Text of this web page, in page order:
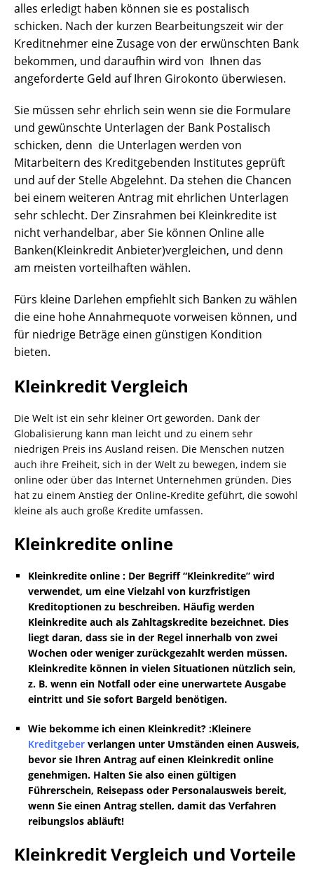
alles erledigt haben können sie es postalisch
schicken. Nach der kurzen Bearbeitungszeit wir der
Kreditnehmer eine Zusage von der erwünschten Bank
bekommen, und daraufhin wird von Ihnen das
angeforderte Geld auf Ihren Girokonto überwiesen.
Sie müssen sehr ehrlich sein wenn sie die Formulare
und gewünschte Unterlagen der Bank Postalisch
schicken, denn die Unterlagen werden von
Mitarbeitern des Kreditgebenden Institutes geprüft
und auf der Stelle Abgelehnt. Da stehen die Chancen
bei einem weiteren Antrag mit ehrlichen Unterlagen
sehr schlecht. Der Zinsrahmen bei Kleinkredite ist
nicht verhandelbar, aber Sie können Online alle
Banken(Kleinkredit Anbieter)vergleichen, und denn
am meisten vorteilhaften wählen.
Fürs kleine Darlehen empfiehlt sich Banken zu wählen
die eine hohe Annahmequote vorweisen können, und
für niedrige Beträge einen günstigen Kondition
bieten.
Kleinkredit Vergleich
Die Welt ist ein sehr kleiner Ort geworden. Dank der
Globalisierung kann man leicht und zu einem sehr
niedrigen Preis ins Ausland reisen. Die Menschen nutzen
auch ihre Freiheit, sich in der Welt zu bewegen, indem sie
online oder über das Internet Unternehmen gründen. Dies
hat zu einem Anstieg der Online-Kredite geführt, die sowohl
kleine als auch große Kredite umfassen.
Kleinkredite online
Kleinkredite online : Der Begriff “Kleinkredite” wird
verwendet, um eine Vielzahl von kurzfristigen
Kreditoptionen zu beschreiben. Häufig werden
Kleinkredite auch als Zahltagskredite bezeichnet. Dies
liegt daran, dass sie in der Regel innerhalb von zwei
Wochen oder weniger zurückgezahlt werden müssen.
Kleinkredite können in vielen Situationen nützlich sein,
z. B. wenn ein Notfall oder eine unerwartete Ausgabe
eintritt und Sie sofort Bargeld benötigen.
Wie bekomme ich einen Kleinkredit? :Kleinere
Kreditgeber verlangen unter Umständen einen Ausweis,
bevor sie Ihren Antrag auf einen Kleinkredit online
genehmigen. Halten Sie also einen gültigen
Führerschein, Reisepass oder Personalausweis bereit,
wenn Sie einen Antrag stellen, damit das Verfahren
reibungslos abläuft!
Kleinkredit Vergleich und Vorteile